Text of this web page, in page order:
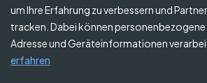
Folgen Sie uns
um Ihre Erfahrung zu verbessern und
tracken. Dabei können personenbezogene
Adresse und Geräteinformationen
erfahren